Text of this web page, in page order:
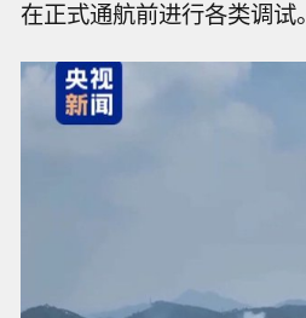
在正式通航前进行各类调试。